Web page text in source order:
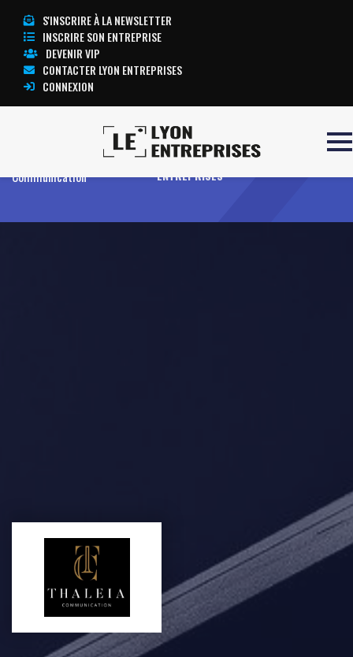
S'INSCRIRE À LA NEWSLETTER
INSCRIRE SON ENTREPRISE
DEVENIR VIP
CONTACTER LYON ENTREPRISES
CONNEXION
Communication
TOUTE L’ACTUALITÉ LYON
ENTREPRISES